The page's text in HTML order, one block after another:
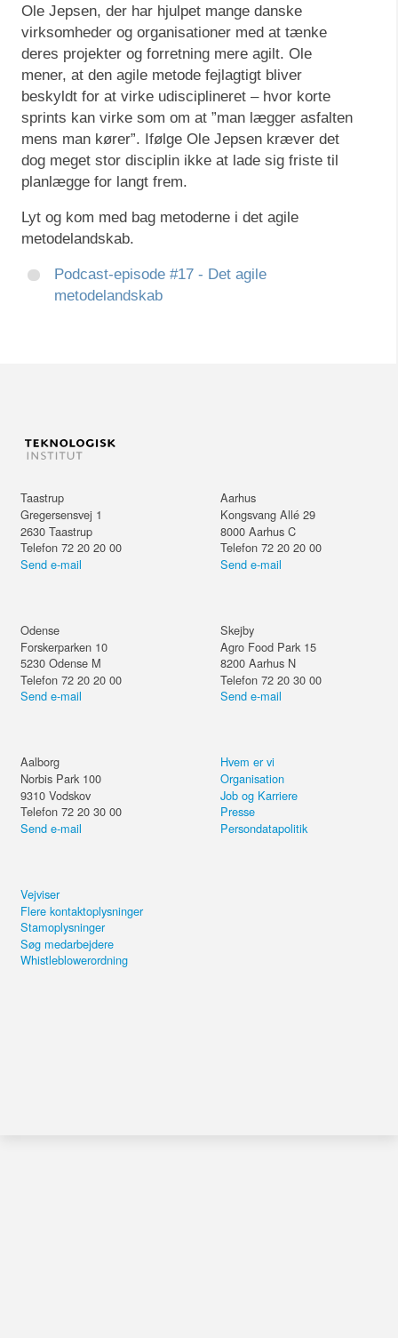
Ole Jepsen, der har hjulpet mange danske
virksomheder og organisationer med at tænke
deres projekter og forretning mere agilt. Ole
mener, at den agile metode fejlagtigt bliver
beskyldt for at virke udisciplineret – hvor korte
sprints kan virke som om at ”man lægger asfalten
mens man kører”. Ifølge Ole Jepsen kræver det
dog meget stor disciplin ikke at lade sig friste til
planlægge for langt frem.
Lyt og kom med bag metoderne i det agile
metodelandskab.
Podcast-episode #17 - Det agile
metodelandskab
Taastrup
Gregersensvej 1
2630 Taastrup
Telefon 72 20 20 00
Send e-mail
Aarhus
Kongsvang Allé 29
8000 Aarhus C
Telefon 72 20 20 00
Send e-mail
Odense
Forskerparken 10
5230 Odense M
Telefon 72 20 20 00
Send e-mail
Skejby
Agro Food Park 15
8200 Aarhus N
Telefon 72 20 30 00
Send e-mail
Aalborg
Norbis Park 100
9310 Vodskov
Telefon 72 20 30 00
Send e-mail
Hvem er vi
Organisation
Job og Karriere
Presse
Persondatapolitik
Vejviser
Flere kontaktoplysninger
Stamoplysninger
Søg medarbejdere
Whistleblowerordning